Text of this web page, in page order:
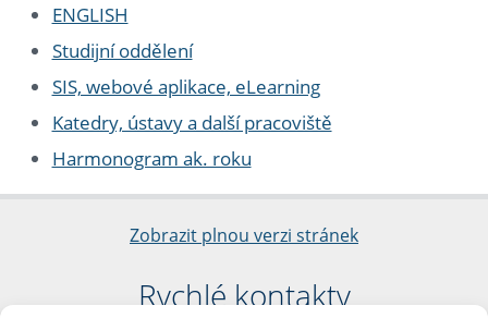
ENGLISH
Studijní oddělení
SIS, webové aplikace, eLearning
Katedry, ústavy a další pracoviště
Harmonogram ak. roku
Zobrazit plnou verzi stránek
Rychlé kontakty